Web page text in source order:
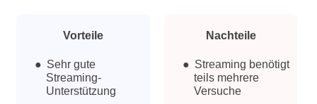
Vorteile
Sehr gute
Streaming-
Unterstützung
Nachteile
Streaming benötigt
teils mehrere
Versuche